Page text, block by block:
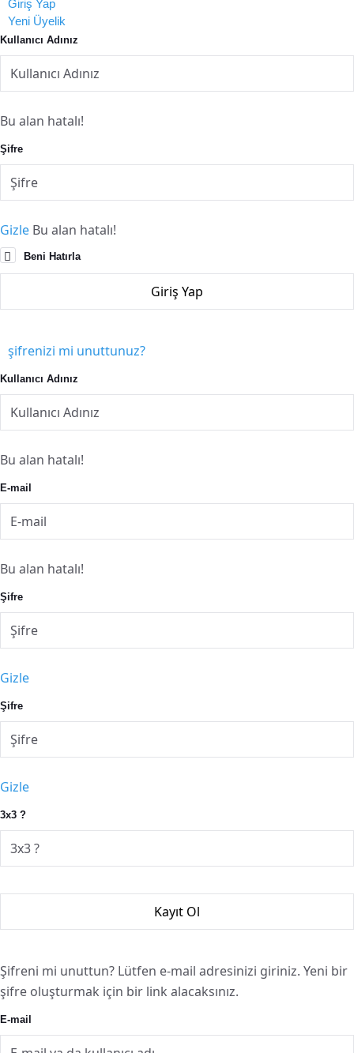
Giriş Yap
Yeni Üyelik
Kullanıcı Adınız
Bu alan hatalı!
Şifre
Gizle Bu alan hatalı!
Beni Hatırla
şifrenizi mi unuttunuz?
Kullanıcı Adınız
Bu alan hatalı!
E-mail
Bu alan hatalı!
Şifre
Gizle
Şifre
Gizle
3x3 ?
Şifreni mi unuttun? Lütfen e-mail adresinizi giriniz. Yeni bir
şifre oluşturmak için bir link alacaksınız.
E-mail